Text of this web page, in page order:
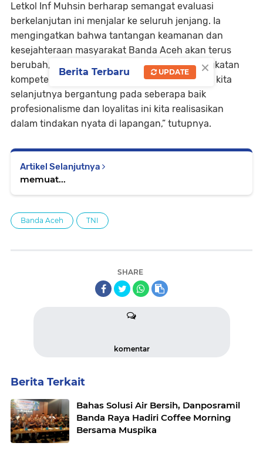
Letkol Inf Muhsin berharap semangat evaluasi
berkelanjutan ini menjalar ke seluruh jenjang. Ia
mengingatkan bahwa tantangan keamanan dan
kesejahteraan masyarakat Banda Aceh akan terus
berubah, sehingga adaptasi cepat dan peningkatan
kompetensi menjadi keharusan. “Keberhasilan kita
selanjutnya bergantung pada seberapa baik
profesionalisme dan loyalitas ini kita realisasikan
dalam tindakan nyata di lapangan,” tutupnya.
Artikel Selanjutnya
memuat...
Banda Aceh TNI
SHARE
komentar
Berita Terkait
Bahas Solusi Air Bersih, Danposramil
Banda Raya Hadiri Coffee Morning
Bersama Muspika
×
Berita Terbaru UPDATE